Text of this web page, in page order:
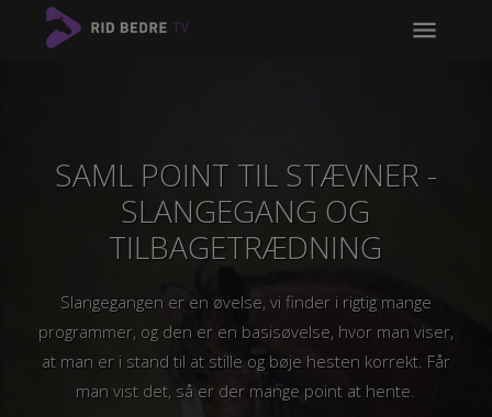
menu
SAML POINT TIL STÆVNER -
SLANGEGANG OG
TILBAGETRÆDNING
Slangegangen er en øvelse, vi finder i rigtig mange
programmer, og den er en basisøvelse, hvor man viser,
at man er i stand til at stille og bøje hesten korrekt. Får
man vist det, så er der mange point at hente.